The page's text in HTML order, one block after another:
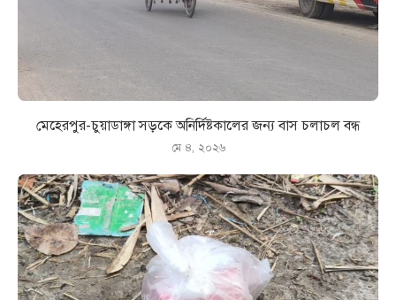
মেহেরপুর-চুয়াডাঙ্গা সড়কে অনির্দিষ্টকালের জন্য বাস চলাচল বন্ধ
মে ৪, ২০২৬